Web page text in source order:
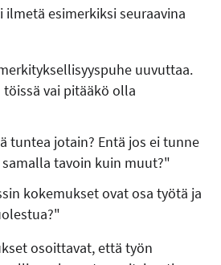
esimerkiksi seuraavina
uuvuttaa.
vai pitääkö olla
tuntea jotain? Entä jos ei tunne
tavoin kuin muut?"
kokemukset ovat osa työtä ja
osoittavat, että työn